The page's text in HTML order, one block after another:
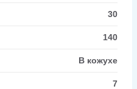
30
140
В кожухе
7